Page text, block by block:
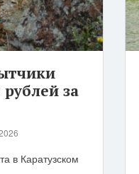
за
в Каратузском